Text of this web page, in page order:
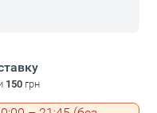
150грн